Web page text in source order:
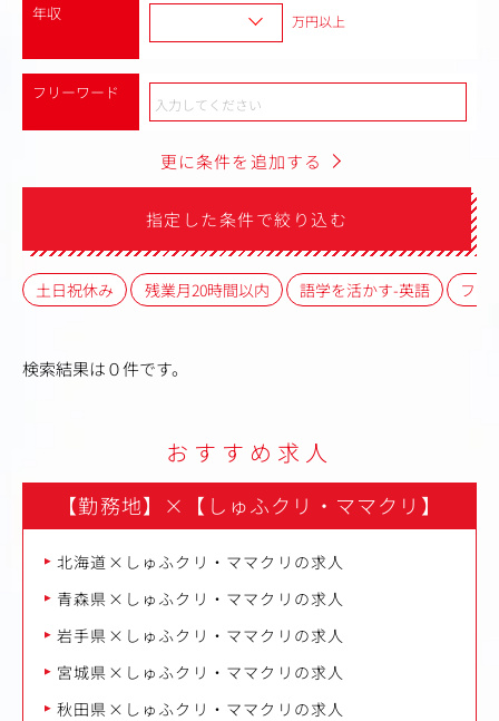
年収 万円以上
フリーワード
更に条件を追加する
指定した条件で絞り込む
土日祝休み 残業月20時間以内 語学を活かす-英語 フレ
検索結果は０件です。
おすすめ求人
【勤務地】 × 【しゅふクリ・ママクリ】
北海道×しゅふクリ・ママクリの求人
青森県×しゅふクリ・ママクリの求人
岩手県×しゅふクリ・ママクリの求人
宮城県×しゅふクリ・ママクリの求人
秋田県×しゅふクリ・ママクリの求人